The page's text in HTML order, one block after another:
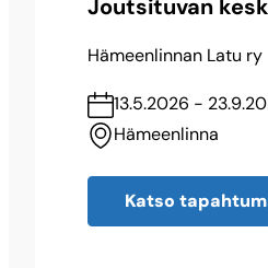
Joutsituvan
Hämeenlinnan Latu ry
13.5.2026 -
Hämeenlinna
Katso